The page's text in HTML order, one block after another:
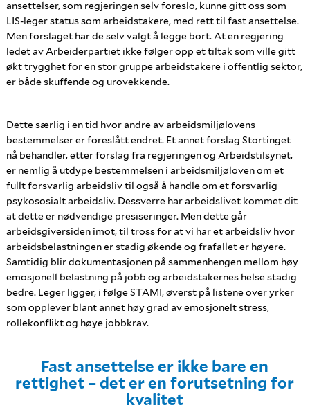
ansettelser, som regjeringen selv foreslo, kunne gitt oss som
LIS-leger status som arbeidstakere, med rett til fast ansettelse.
Men forslaget har de selv valgt å legge bort. At en regjering
ledet av Arbeiderpartiet ikke følger opp et tiltak som ville gitt
økt trygghet for en stor gruppe arbeidstakere i offentlig sektor,
er både skuffende og urovekkende.
Dette særlig i en tid hvor andre av arbeidsmiljølovens
bestemmelser er foreslått endret. Et annet forslag Stortinget
nå behandler, etter forslag fra regjeringen og Arbeidstilsynet,
er nemlig å utdype bestemmelsen i arbeidsmiljøloven om et
fullt forsvarlig arbeidsliv til også å handle om et forsvarlig
psykososialt arbeidsliv. Dessverre har arbeidslivet kommet dit
at dette er nødvendige presiseringer. Men dette går
arbeidsgiversiden imot, til tross for at vi har et arbeidsliv hvor
arbeidsbelastningen er stadig økende og frafallet er høyere.
Samtidig blir dokumentasjonen på sammenhengen mellom høy
emosjonell belastning på jobb og arbeidstakernes helse stadig
bedre. Leger ligger, i følge STAMI, øverst på listene over yrker
som opplever blant annet høy grad av emosjonelt stress,
rollekonflikt og høye jobbkrav.
Fast ansettelse er ikke bare en
rettighet – det er en forutsetning for
kvalitet